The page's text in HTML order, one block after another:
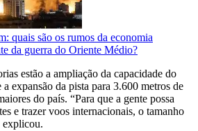
quais são os rumos da economia
da guerra do Oriente Médio?
estão a ampliação da capacidade do
expansão da pista para 3.600 metros de
do país. “Para que a gente possa
e trazer voos internacionais, o tamanho
explicou.